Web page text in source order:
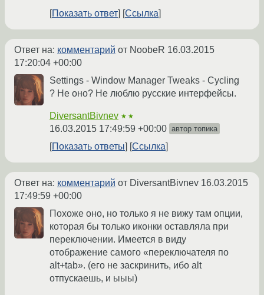
Показать ответ
Ссылка
Ответ на: комментарий от NoobeR 16.03.2015
17:20:04 +00:00
Settings - Window Manager Tweaks - Cycling
? Не оно? Не люблю русские интерфейсы.
DiversantBivnev ★★
16.03.2015 17:49:59 +00:00 автор топика
Показать ответы Ссылка
Ответ на: комментарий от DiversantBivnev 16.03.2015
17:49:59 +00:00
Похоже оно, но только я не вижу там опции,
которая бы только иконки оставляла при
переключении. Имеется в виду
отображение самого «переключателя по
alt+tab». (его не заскринить, ибо alt
отпускаешь, и ыыы)